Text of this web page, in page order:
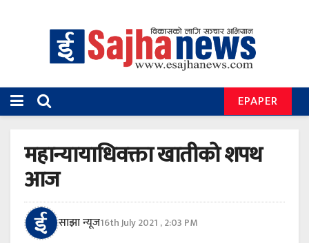
EPAPER
महान्यायाधिवक्ता खातीको शपथ
आज
साझा न्यूज16th July 2021 , 2:03 PM